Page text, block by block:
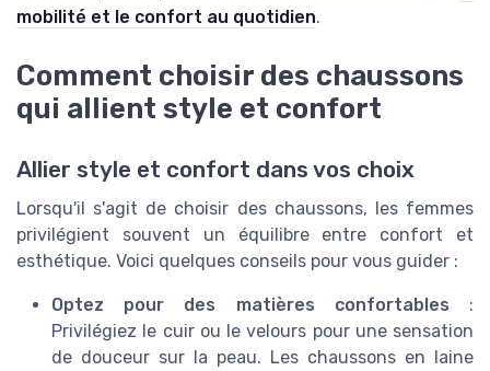
mobilité et le confort au quotidien.
Comment choisir des chaussons
qui allient style et confort
Allier style et confort dans vos choix
Lorsqu'il s'agit de choisir des chaussons, les femmes
privilégient souvent un équilibre entre confort et
esthétique. Voici quelques conseils pour vous guider :
Optez pour des matières confortables :
Privilégiez le cuir ou le velours pour une sensation
de douceur sur la peau. Les chaussons en laine